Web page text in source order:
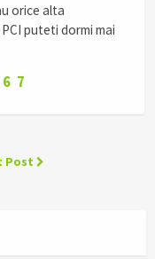
orice alta
puteti dormi mai
6 7
Post